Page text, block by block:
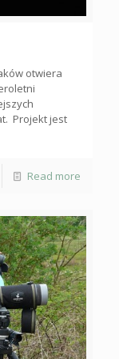
otwiera
Projekt jest
Read more